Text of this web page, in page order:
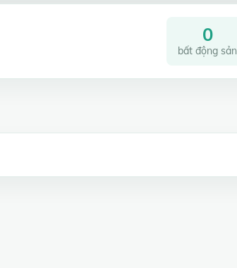
0
bất động sản